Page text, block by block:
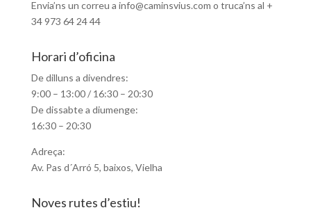
Envia’ns un correu a info@caminsvius.com o truca’ns al +
34 973 64 24 44
Horari d’oficina
De dilluns a divendres:
9:00 – 13:00 / 16:30 – 20:30
De dissabte a diumenge:
16:30 – 20:30
Adreça:
Av. Pas d´Arró 5, baixos, Vielha
Noves rutes d’estiu!